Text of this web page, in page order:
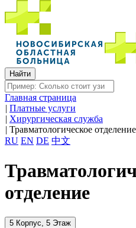
Главная страница
| Платные услуги
| Хирургическая служба
| Травматологическое отделение
RU EN DE 中文
отделение
5 Корпус, 5 Этаж